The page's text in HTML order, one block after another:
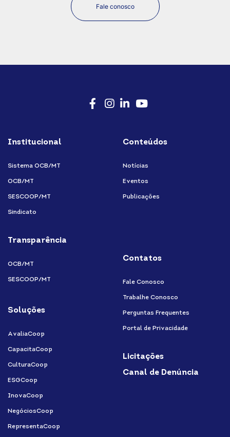
Fale conosco
Institucional
Sistema OCB/MT
OCB/MT
SESCOOP/MT
Sindicato
Transparência
OCB/MT
SESCOOP/MT
Soluções
AvaliaCoop
CapacitaCoop
CulturaCoop
ESGCoop
InovaCoop
NegóciosCoop
RepresentaCoop
Conteúdos
Notícias
Eventos
Publicações
Contatos
Fale Conosco
Trabalhe Conosco
Perguntas Frequentes
Portal de Privacidade
Licitações
Canal de Denúncia